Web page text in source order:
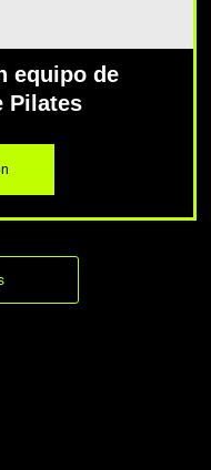
equipo de
Pilates